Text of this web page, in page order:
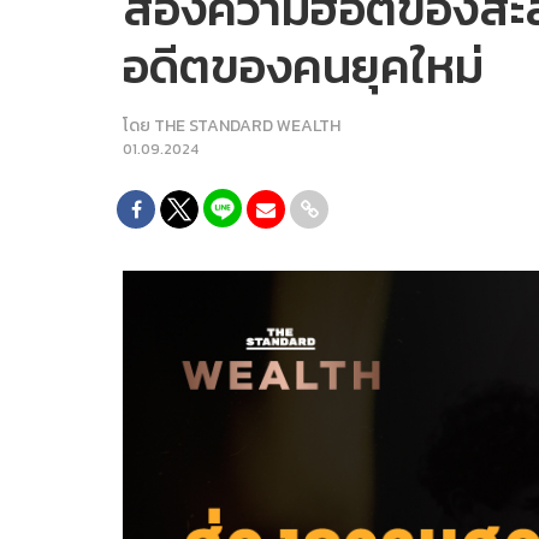
อดีตของคนยุคใหม่
โดย THE STANDARD WEALTH
01.09.2024